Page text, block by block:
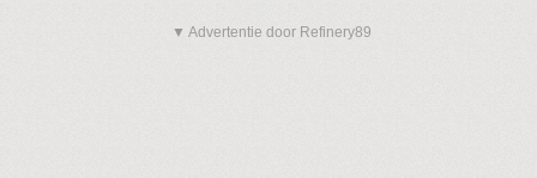
▼ Advertentie door Refinery89